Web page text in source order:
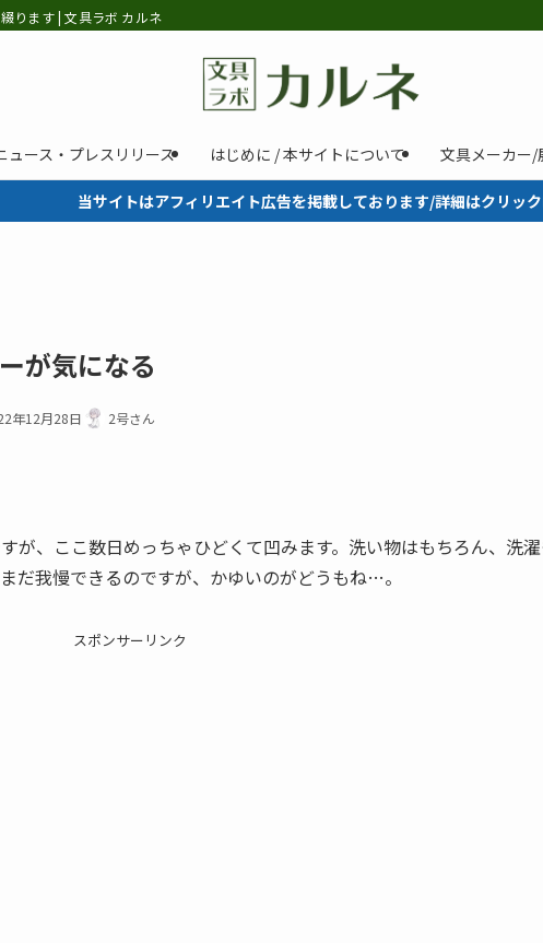
ります | 文具ラボ カルネ
ュース・プレスリリース はじめに / 本サイトについて 文具メーカー/
当サイトはアフィリエイト広告を掲載しております/詳細はクリッ
が気になる
年12月28日 2号さん
が、ここ数日めっちゃひどくて凹みます。洗い物はもちろん、洗
だ我慢できるのですが、かゆいのがどうもね…。
スポンサーリンク